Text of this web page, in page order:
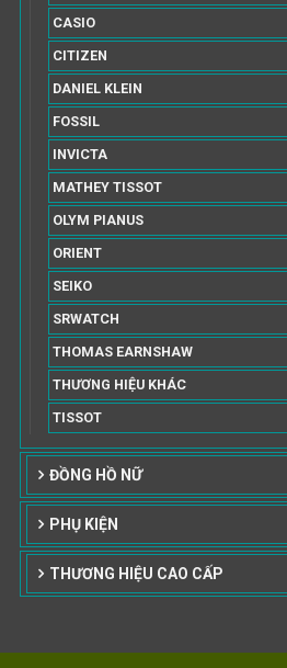
CASIO
CITIZEN
DANIEL KLEIN
FOSSIL
INVICTA
MATHEY TISSOT
OLYM PIANUS
ORIENT
SEIKO
SRWATCH
THOMAS EARNSHAW
THƯƠNG HIỆU KHÁC
TISSOT
ĐỒNG HỒ NỮ
PHỤ KIỆN
THƯƠNG HIỆU CAO CẤP